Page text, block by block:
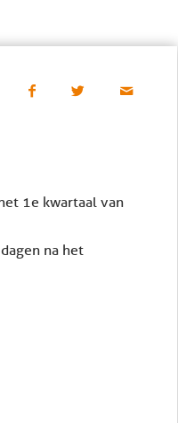
1e kwartaal van
na het